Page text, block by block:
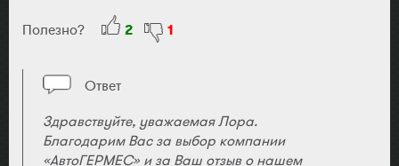
Полезно? 2 1
Ответ
Здравствуйте, уважаемая Лора.
Благодарим Вас за выбор компании
«АвтоГЕРМЕС» и за Ваш отзыв о нашем